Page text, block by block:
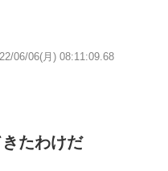
06/06(月) 08:11:09.68
たわけだ